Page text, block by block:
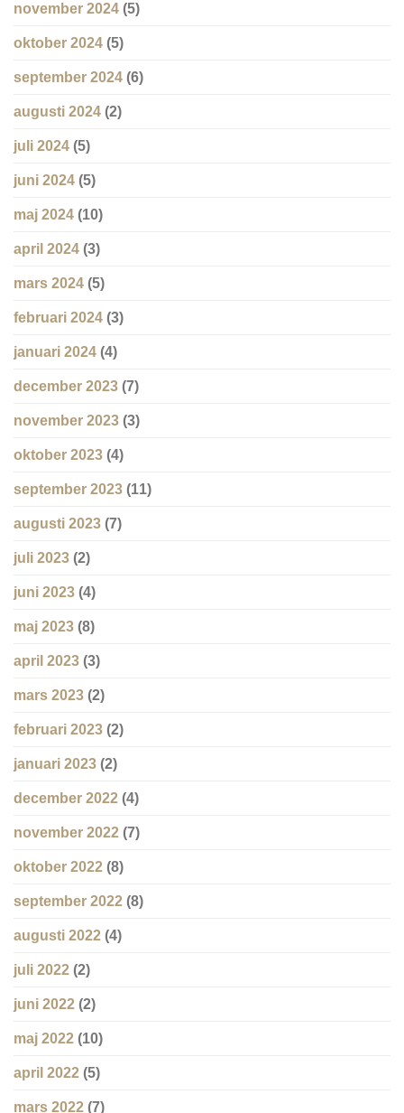
november 2024 (5)
oktober 2024 (5)
september 2024 (6)
augusti 2024 (2)
juli 2024 (5)
juni 2024 (5)
maj 2024 (10)
april 2024 (3)
mars 2024 (5)
februari 2024 (3)
januari 2024 (4)
december 2023 (7)
november 2023 (3)
oktober 2023 (4)
september 2023 (11)
augusti 2023 (7)
juli 2023 (2)
juni 2023 (4)
maj 2023 (8)
april 2023 (3)
mars 2023 (2)
februari 2023 (2)
januari 2023 (2)
december 2022 (4)
november 2022 (7)
oktober 2022 (8)
september 2022 (8)
augusti 2022 (4)
juli 2022 (2)
juni 2022 (2)
maj 2022 (10)
april 2022 (5)
mars 2022 (7)